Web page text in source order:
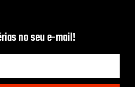
no seu e-mail!